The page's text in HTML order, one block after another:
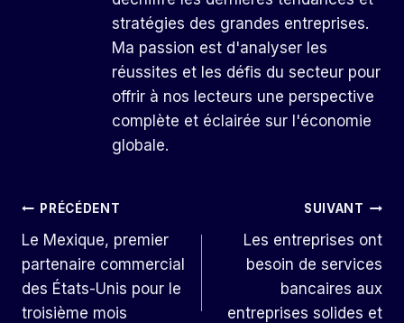
stratégies des grandes entreprises.
Ma passion est d'analyser les
réussites et les défis du secteur pour
offrir à nos lecteurs une perspective
complète et éclairée sur l'économie
globale.
Navigation
De
L’article
PRÉCÉDENT
Le Mexique, premier
partenaire commercial
des États-Unis pour le
troisième mois
SUIVANT
Les entreprises ont
besoin de services
bancaires aux
entreprises solides et